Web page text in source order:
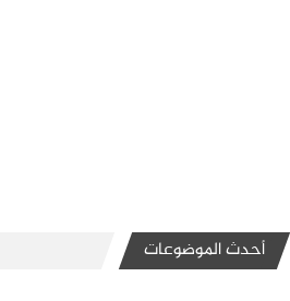
أحدث الموضوعات